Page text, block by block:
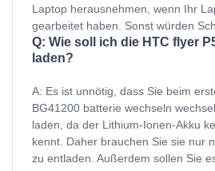
Laptop herausnehmen, wenn Ihr
gearbeitet haben. Sonst würden
Q: Wie soll ich die HTC flyer
laden?
A: Es ist unnötig, dass Sie beim
BG41200 batterie wechseln
laden, da der Lithium-Ionen-Akku
kennt. Daher brauchen Sie sie nur
zu entladen. Außerdem sollen Sie